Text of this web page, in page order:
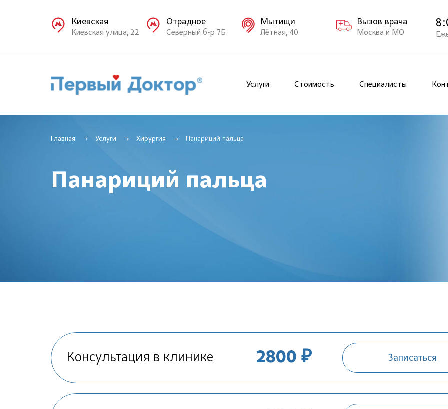
Киевская
Киевская улица, 22
Отрадное
Северный б-р 7Б
Мытищи
Лётная, 40
Вызов врача
Москва и МО
Услуги Стоимость Специалисты
Главная Услуги Хирургия Панариций пальца
Панариций пальца
Консультация в клинике 2800 ₽ Записаться